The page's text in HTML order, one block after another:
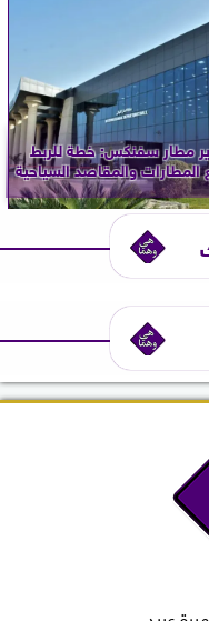
مطار سفنكس: خطة للربط
المطارات والمقاصد السياحية